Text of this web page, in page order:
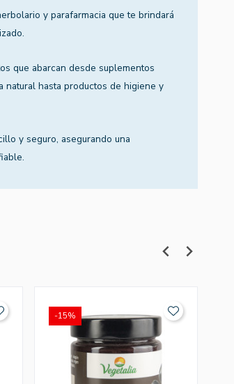
y parafarmacia que te brindará
que abarcan desde suplementos
natural hasta productos de higiene y
y seguro, asegurando una
-15%